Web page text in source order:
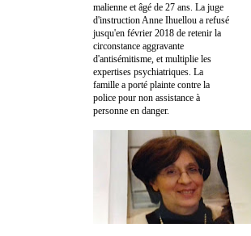
malienne et âgé de 27 ans. La juge
d'instruction Anne Ihuellou a refusé
jusqu'en février 2018 de retenir la
circonstance aggravante
d'antisémitisme, et multiplie les
expertises psychiatriques. La
famille a porté plainte contre la
police pour non assistance à
personne en danger.